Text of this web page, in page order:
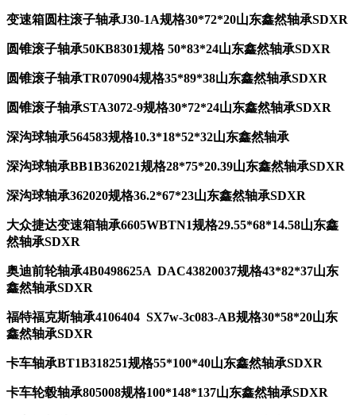
变速箱圆柱滚子轴承J30-1A规格30*72*20山东鑫然轴承SDXR
圆锥滚子轴承50KB8301规格 50*83*24山东鑫然轴承SDXR
圆锥滚子轴承TR070904规格35*89*38山东鑫然轴承SDXR
圆锥滚子轴承STA3072-9规格30*72*24山东鑫然轴承SDXR
深沟球轴承564583规格10.3*18*52*32山东鑫然轴承
深沟球轴承BB1B362021规格28*75*20.39山东鑫然轴承SDXR
深沟球轴承362020规格36.2*67*23山东鑫然轴承SDXR
大众捷达变速箱轴承6605WBTN1规格29.55*68*14.58山东鑫
然轴承SDXR
奥迪前轮轴承4B0498625A DAC43820037规格43*82*37山东
鑫然轴承SDXR
福特福克斯轴承4106404 SX7w-3c083-AB规格30*58*20山东
鑫然轴承SDXR
卡车轴承BT1B318251规格55*100*40山东鑫然轴承SDXR
卡车轮毂轴承805008规格100*148*137山东鑫然轴承SDXR